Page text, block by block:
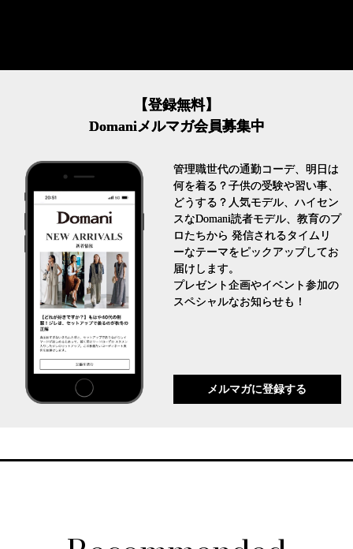
【登録無料】
Domaniメルマガ会員募集中
管理職世代の通勤コーデ、明日は
何を着る？子供の受験や習い事、
どうする？人気モデル、ハイセン
スなDomani読者モデル、教育のプ
ロたちから 発信されるタイムリ
ーなテーマをピックアップしてお
届けします。
プレゼント企画やイベント参加の
スペシャルなお知らせも！
メルマガに登録する